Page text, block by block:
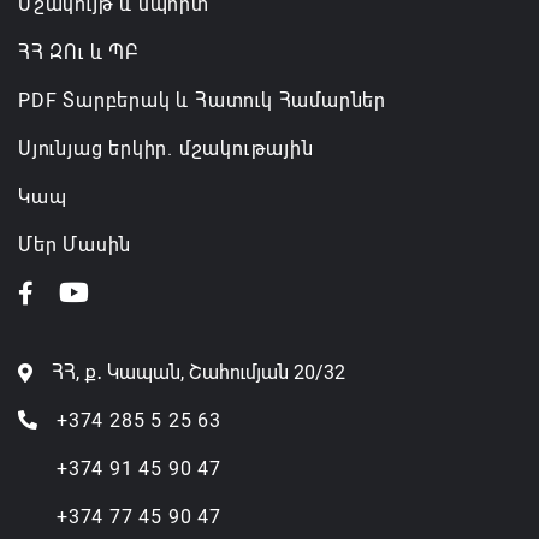
Մշակույթ և սպորտ
ՀՀ ԶՈւ և ՊԲ
PDF Տարբերակ և Հատուկ Համարներ
Սյունյաց երկիր. մշակութային
Կապ
Մեր Մասին
ՀՀ, ք․ Կապան, Շահումյան 20/32
+374 285 5 25 63
+374 91 45 90 47
+374 77 45 90 47